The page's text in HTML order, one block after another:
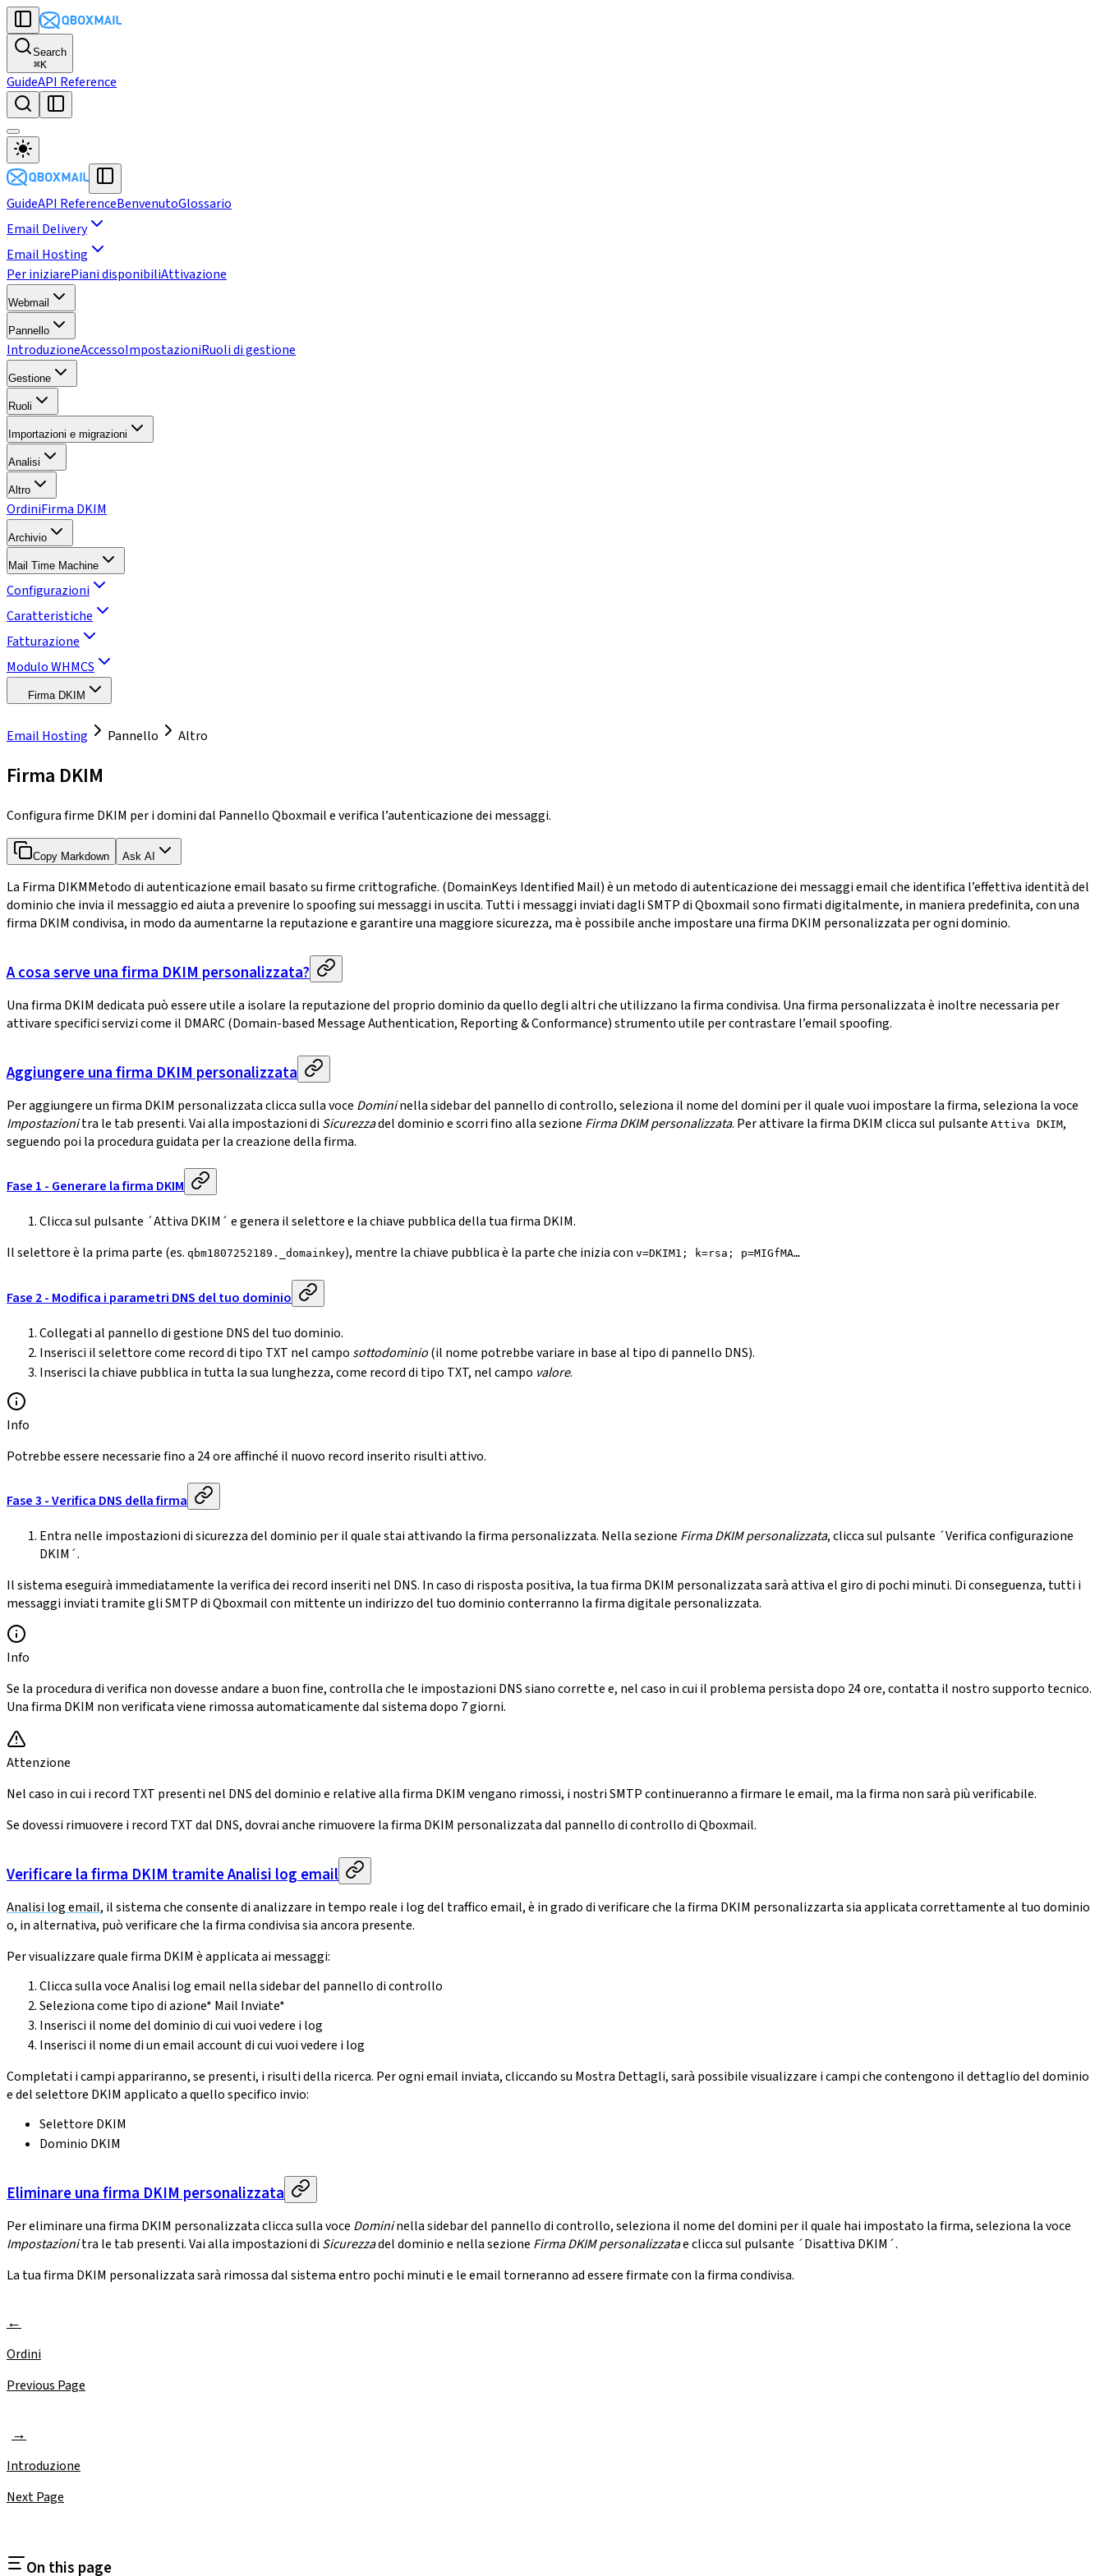
Search
⌘K
GuideAPI Reference
GuideAPI ReferenceBenvenutoGlossario
Email Delivery
Email Hosting
Per iniziarePiani disponibiliAttivazione
Webmail
Pannello
IntroduzioneAccessoImpostazioniRuoli di gestione
Gestione
Ruoli
Importazioni e migrazioni
Analisi
Altro
OrdiniFirma DKIM
Archivio
Mail Time Machine
Configurazioni
Caratteristiche
Fatturazione
Modulo WHMCS
Firma DKIM
Email Hosting Pannello Altro
Firma DKIM
Configura firme DKIM per i domini dal Pannello Qboxmail e verifica l’autenticazione dei messaggi.
Copy Markdown Ask AI
La Firma DIKMMetodo di autenticazione email basato su firme crittografiche. (DomainKeys Identified Mail) è un metodo di autenticazione dei messaggi email che identifica l’effettiva identità del
dominio che invia il messaggio ed aiuta a prevenire lo spoofing sui messaggi in uscita. Tutti i messaggi inviati dagli SMTP di Qboxmail sono firmati digitalmente, in maniera predefinita, con una
firma DKIM condivisa, in modo da aumentarne la reputazione e garantire una maggiore sicurezza, ma è possibile anche impostare una firma DKIM personalizzata per ogni dominio.
A cosa serve una firma DKIM personalizzata?
Una firma DKIM dedicata può essere utile a isolare la reputazione del proprio dominio da quello degli altri che utilizzano la firma condivisa. Una firma personalizzata è inoltre necessaria per
attivare specifici servizi come il DMARC (Domain-based Message Authentication, Reporting & Conformance) strumento utile per contrastare l’email spoofing.
Aggiungere una firma DKIM personalizzata
Per aggiungere un firma DKIM personalizzata clicca sulla voce Domininella sidebar del pannello di controllo, seleziona il nome del domini per il quale vuoi impostare la firma, seleziona la voce
Impostazionitra le tab presenti. Vai alla impostazioni diSicurezzadel dominio e scorri fino alla sezione Firma DKIM personalizzata. Per attivare la firma DKIM clicca sul pulsante Attiva DKIM,
seguendo poi la procedura guidata per la creazione della firma.
Fase 1 - Generare la firma DKIM
Clicca sul pulsante ´Attiva DKIM´ e genera il selettore e la chiave pubblica della tua firma DKIM.
Il selettore è la prima parte (es. qbm1807252189._domainkey), mentre la chiave pubblica è la parte che inizia con v=DKIM1; k=rsa; p=MIGfMA…
Fase 2 - Modifica i parametri DNS del tuo dominio
Collegati al pannello di gestione DNS del tuo dominio.
Inserisci il selettore come record di tipo TXT nel campo sottodominio(il nome potrebbe variare in base al tipo di pannello DNS).
Inserisci la chiave pubblica in tutta la sua lunghezza, come record di tipo TXT, nel campo valore.
Info
Potrebbe essere necessarie fino a 24 ore affinché il nuovo record inserito risulti attivo.
Fase 3 - Verifica DNS della firma
Entra nelle impostazioni di sicurezza del dominio per il quale stai attivando la firma personalizzata. Nella sezione Firma DKIM personalizzata, clicca sul pulsante ´Verifica configurazione
DKIM´.
Il sistema eseguirà immediatamente la verifica dei record inseriti nel DNS. In caso di risposta positiva, la tua firma DKIM personalizzata sarà attiva el giro di pochi minuti. Di conseguenza, tutti i
messaggi inviati tramite gli SMTP di Qboxmail con mittente un indirizzo del tuo dominio conterranno la firma digitale personalizzata.
Info
Se la procedura di verifica non dovesse andare a buon fine, controlla che le impostazioni DNS siano corrette e, nel caso in cui il problema persista dopo 24 ore, contatta il nostro supporto tecnico.
Una firma DKIM non verificata viene rimossa automaticamente dal sistema dopo 7 giorni.
Attenzione
Nel caso in cui i record TXT presenti nel DNS del dominio e relative alla firma DKIM vengano rimossi, i nostri SMTP continueranno a firmare le email, ma la firma non sarà più verificabile.
Se dovessi rimuovere i record TXT dal DNS, dovrai anche rimuovere la firma DKIM personalizzata dal pannello di controllo di Qboxmail.
Verificare la firma DKIM tramite Analisi log email
Analisi log email, il sistema che consente di analizzare in tempo reale i log del traffico email, è in grado di verificare che la firma DKIM personalizzarta sia applicata correttamente al tuo dominio
o, in alternativa, può verificare che la firma condivisa sia ancora presente.
Per visualizzare quale firma DKIM è applicata ai messaggi:
Clicca sulla voce Analisi log email nella sidebar del pannello di controllo
Seleziona come tipo di azione* Mail Inviate*
Inserisci il nome del dominio di cui vuoi vedere i log
Inserisci il nome di un email account di cui vuoi vedere i log
Completati i campi appariranno, se presenti, i risulti della ricerca. Per ogni email inviata, cliccando su Mostra Dettagli, sarà possibile visualizzare i campi che contengono il dettaglio del dominio
e del selettore DKIM applicato a quello specifico invio:
Selettore DKIM
Dominio DKIM
Eliminare una firma DKIM personalizzata
Per eliminare una firma DKIM personalizzata clicca sulla voce Domininella sidebar del pannello di controllo, seleziona il nome del domini per il quale hai impostato la firma, seleziona la voce
Impostazionitra le tab presenti. Vai alla impostazioni diSicurezzadel dominio e nella sezione Firma DKIM personalizzatae clicca sul pulsante ´Disattiva DKIM´.
La tua firma DKIM personalizzata sarà rimossa dal sistema entro pochi minuti e le email torneranno ad essere firmate con la firma condivisa.
Ordini
Previous Page
Introduzione
Next Page
On this page